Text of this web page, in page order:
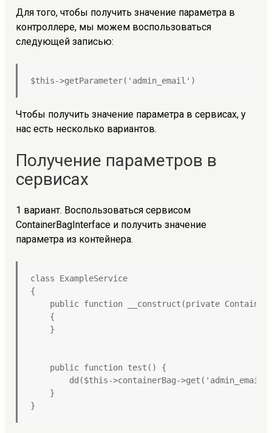
Для того, чтобы получить значение параметра в
контроллере, мы можем воспользоваться
следующей записью:
$this->getParameter('admin_email')
Чтобы получить значение параметра в сервисах, у
нас есть несколько вариантов.
Получение параметров в
сервисах
1 вариант. Воспользоваться сервисом
ContainerBagInterface и получить значение
параметра из контейнера.
class ExampleService
{
public function __construct(private
{
}
public function test() {
dd($this->containerBag-
}
}